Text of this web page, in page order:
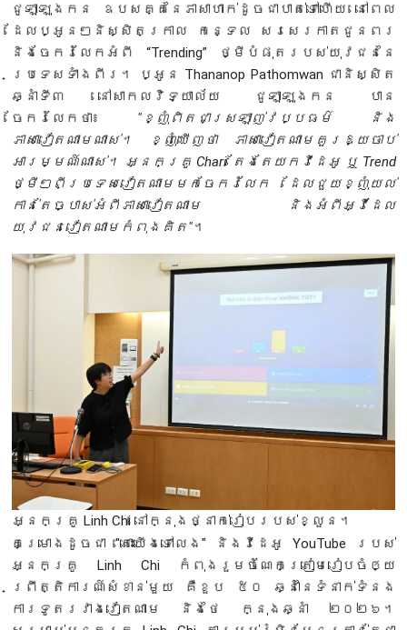
ជូឡាឡុងកន ឧបសគ្គនៃភាសាហាក់ដូចជាបាត់ទៅហើយ នៅពេល
ដែលប្អូនៗនិស្សិតក្រាល កន្ទេល សរសេរកាតជូនពរ
និងចែករំលែកអំពី “Trending” ថ្មីបំផុតរបស់យុវជននៃ
ប្រទេសទាំងពីរ។ ប្អូន Thananop Pathomwan ជានិស្សិត
ឆ្នាំទី៣ នៅសាកលវិទ្យាល័យ ជូឡាឡុងកន បាន
ចែករំលែកថា៖ "ខ្ញុំពិតជាស្រឡាញ់វប្បធម៌ និង
ភាសាវៀតណាមណាស់។ ខ្ញុំឃើញថា ភាសាវៀតណាមគួរឱ្យចាប់
អារម្មណ៍ណាស់។ អ្នកគ្រូ Chari តែងតែយកវីដេអូ ឬ Trend
ថ្មីៗពីប្រទេសវៀតណាមមកចែករំលែក ដែលជួយខ្ញុំយល់
កាន់តែច្បាស់អំពីភាសាវៀតណាម និងអំពីអ្វីដែល
យុវជនវៀតណាមកំពុងគិត"។
អ្នកគ្រូ Linh Chi នៅក្នុងថ្នាក់រៀបរបស់ខ្លួន។
គម្រោងដូចជា "តោះយើងទៅលេង" និងវីដេអូ YouTube របស់
អ្នកគ្រូ Linh Chi កំពុងរួមចំណែកត្រៀមរៀបចំឲ្យ
ព្រឹត្តិការណ៍សំខាន់មួយ គឺខួប ៥០ ឆ្នាំនៃទំនាក់ទំនង
ការទូតរវាងវៀតណាម និងថៃ ក្នុងឆ្នាំ ២០២៦។